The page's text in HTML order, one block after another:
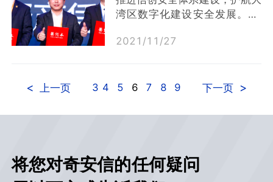
项。这将是覆盖地域最大、院校
最多、专业范围最广的一次育人
项目。覆盖了来自全国10个省
南省以及广东省均有3所以上的
湾区数字化建设安全发展。11
有限公司（以下简称“奇安信”）
签署战略合作协议。双方将在建
络安全科普教育基地、网络安全
进大湾区数字化建设。根据协
议，双方将充分发挥各自品牌、
2021 /11 /27
< 上一页 3 4 5 6 7 8 9 下一页 >
将您对奇安信的任何疑问